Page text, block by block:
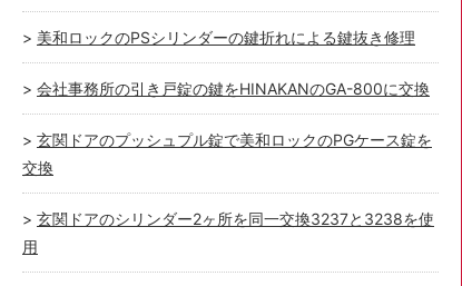
美和ロックのPSシリンダーの鍵折れによる鍵抜き修理
会社事務所の引き戸錠の鍵をHINAKANのGA-800に交換
玄関ドアのプッシュプル錠で美和ロックのPGケース錠を
交換
玄関ドアのシリンダー2ヶ所を同一交換3237と3238を使
用